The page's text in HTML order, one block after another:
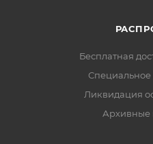
Бесплатная
Ликвидация
Архивные